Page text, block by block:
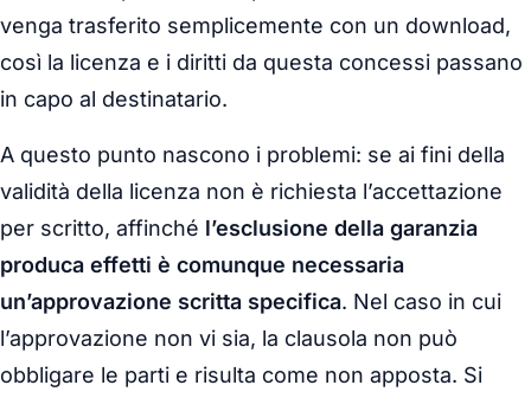
venga trasferito semplicemente con un download,
così la licenza e i diritti da questa concessi passano
in capo al destinatario.
A questo punto nascono i problemi: se ai fini della
validità della licenza non è richiesta l’accettazione
per scritto, affinché l’esclusione della garanzia
produca effetti è comunque necessaria
un’approvazione scritta specifica. Nel caso in cui
l’approvazione non vi sia, la clausola non può
obbligare le parti e risulta come non apposta. Si